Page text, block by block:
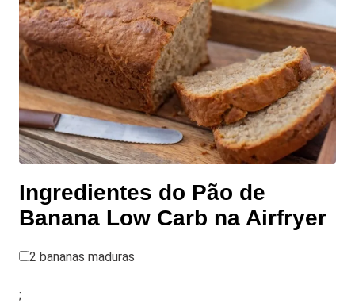
Ingredientes do Pão de
Banana Low Carb na Airfryer
2 bananas maduras
;